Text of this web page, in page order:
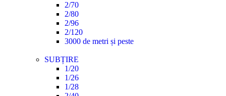
2/70
2/80
2/96
2/120
3000 de metri și peste
SUBȚIRE
1/20
1/26
1/28